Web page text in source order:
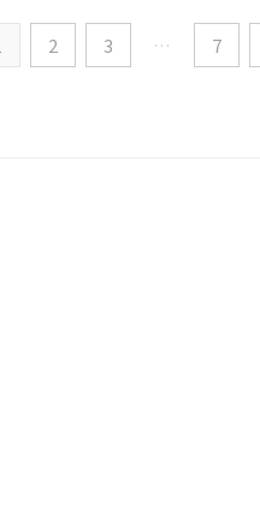
2 3 … 7